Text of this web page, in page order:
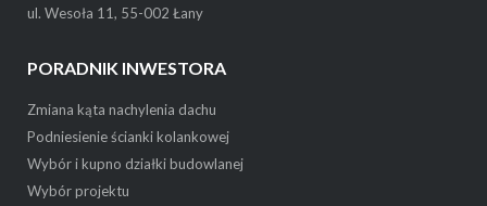
ul. Wesoła 11, 55-002 Łany
PORADNIK INWESTORA
Zmiana kąta nachylenia dachu
Podniesienie ścianki kolankowej
Wybór i kupno działki budowlanej
Wybór projektu